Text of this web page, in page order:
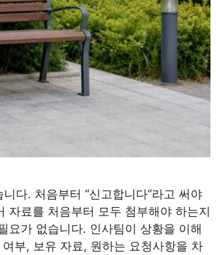
다. 처음부터 “신고합니다”라고 써야
자료를 처음부터 모두 첨부해야 하는지
요가 없습니다. 인사팀이 상황을 이해
부, 보유 자료, 원하는 요청사항을 차